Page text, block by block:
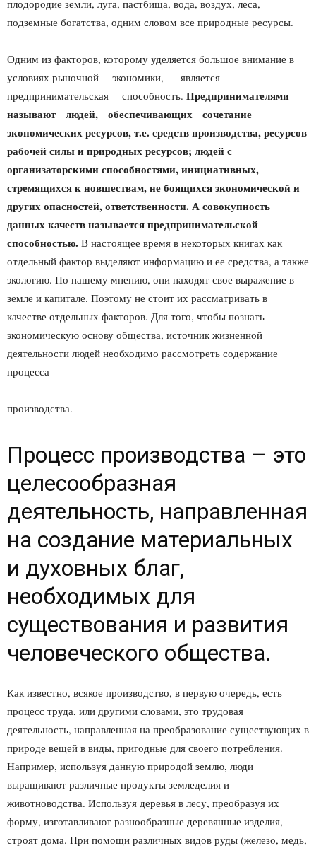
плодородие земли, луга, пастбища, вода, воздух, леса,
подземные богатства, одним словом все природные ресурсы.
Одним из факторов, которому уделяется большое внимание в
условиях рыночной экономики, является
предпринимательская способность. Предпринимателями
называют людей, обеспечивающих сочетание
экономических ресурсов, т.е. средств производства, ресурсов
рабочей силы и природных ресурсов; людей с
организаторскими способностями, инициативных,
стремящихся к новшествам, не боящихся экономической и
других опасностей, ответственности. А совокупность
данных качеств называется предпринимательской
способностью. В настоящее время в некоторых книгах как
отдельный фактор выделяют информацию и ее средства, а также
экологию. По нашему мнению, они находят свое выражение в
земле и капитале. Поэтому не стоит их рассматривать в
качестве отдельных факторов. Для того, чтобы познать
экономическую основу общества, источник жизненной
деятельности людей необходимо рассмотреть содержание
процесса
производства.
Процесс производства – это
целесообразная
деятельность, направленная
на создание материальных
и духовных благ,
необходимых для
существования и развития
человеческого общества.
Как известно, всякое производство, в первую очередь, есть
процесс труда, или другими словами, это трудовая
деятельность, направленная на преобразование существующих в
природе вещей в виды, пригодные для своего потребления.
Например, используя данную природой землю, люди
выращивают различные продукты земледелия и
животноводства. Используя деревья в лесу, преобразуя их
форму, изготавливают разнообразные деревянные изделия,
строят дома. При помощи различных видов руды (железо, медь,